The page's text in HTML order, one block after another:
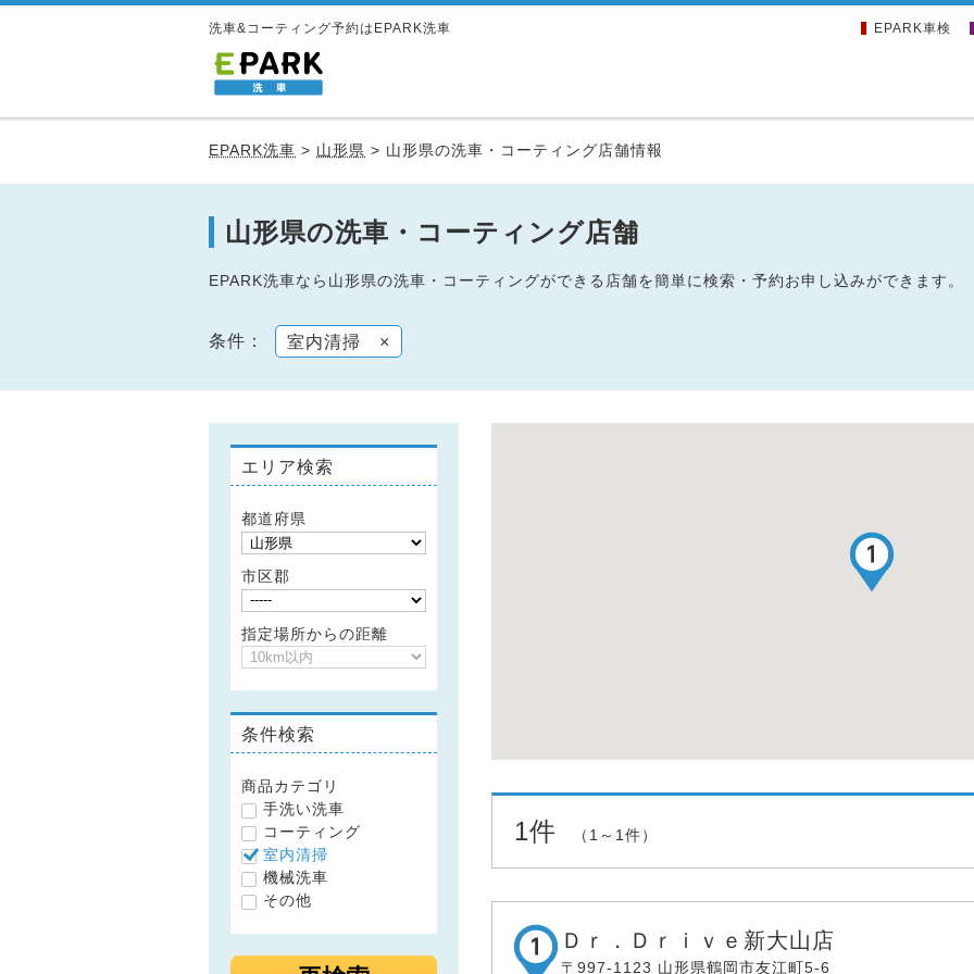
洗車&コーティング予約はEPARK洗車 EPARK車検
EPARK洗車 > 山形県 > 山形県の洗車・コーティング店舗情報
山形県の洗車・コーティング店舗
EPARK洗車なら山形県の洗車・コーティングができる店舗を簡単に検索・予約お申し込みができます。
条件： 室内清掃 ×
エリア検索
都道府県
市区郡
指定場所からの距離
条件検索
商品カテゴリ
手洗い洗車
コーティング
室内清掃
機械洗車
その他
1件 （1～1件）
Ｄｒ．Ｄｒｉｖｅ新大山店
〒997-1123 山形県鶴岡市友江町5-6